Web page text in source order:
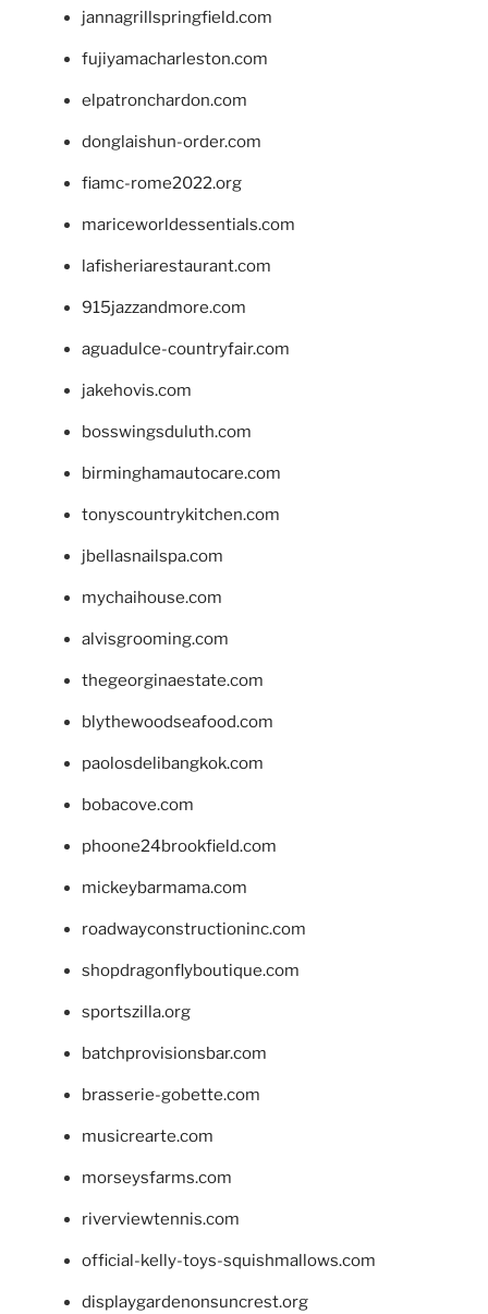
jannagrillspringfield.com
fujiyamacharleston.com
elpatronchardon.com
donglaishun-order.com
fiamc-rome2022.org
mariceworldessentials.com
lafisheriarestaurant.com
915jazzandmore.com
aguadulce-countryfair.com
jakehovis.com
bosswingsduluth.com
birminghamautocare.com
tonyscountrykitchen.com
jbellasnailspa.com
mychaihouse.com
alvisgrooming.com
thegeorginaestate.com
blythewoodseafood.com
paolosdelibangkok.com
bobacove.com
phoone24brookfield.com
mickeybarmama.com
roadwayconstructioninc.com
shopdragonflyboutique.com
sportszilla.org
batchprovisionsbar.com
brasserie-gobette.com
musicrearte.com
morseysfarms.com
riverviewtennis.com
official-kelly-toys-squishmallows.com
displaygardenonsuncrest.org